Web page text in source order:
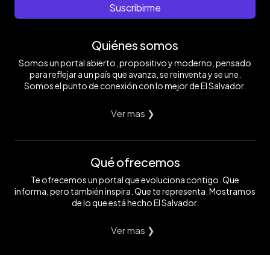
Suscribirme
Quiénes somos
Somos un portal abierto, propositivo y moderno, pensado
para reflejar a un país que avanza, se reinventa y se une.
Somos el punto de conexión con lo mejor de El Salvador.
Ver mas ❯
Qué ofrecemos
Te ofrecemos un portal que evoluciona contigo. Que
informa, pero también inspira. Que te representa. Mostramos
de lo que está hecho El Salvador.
Ver mas ❯